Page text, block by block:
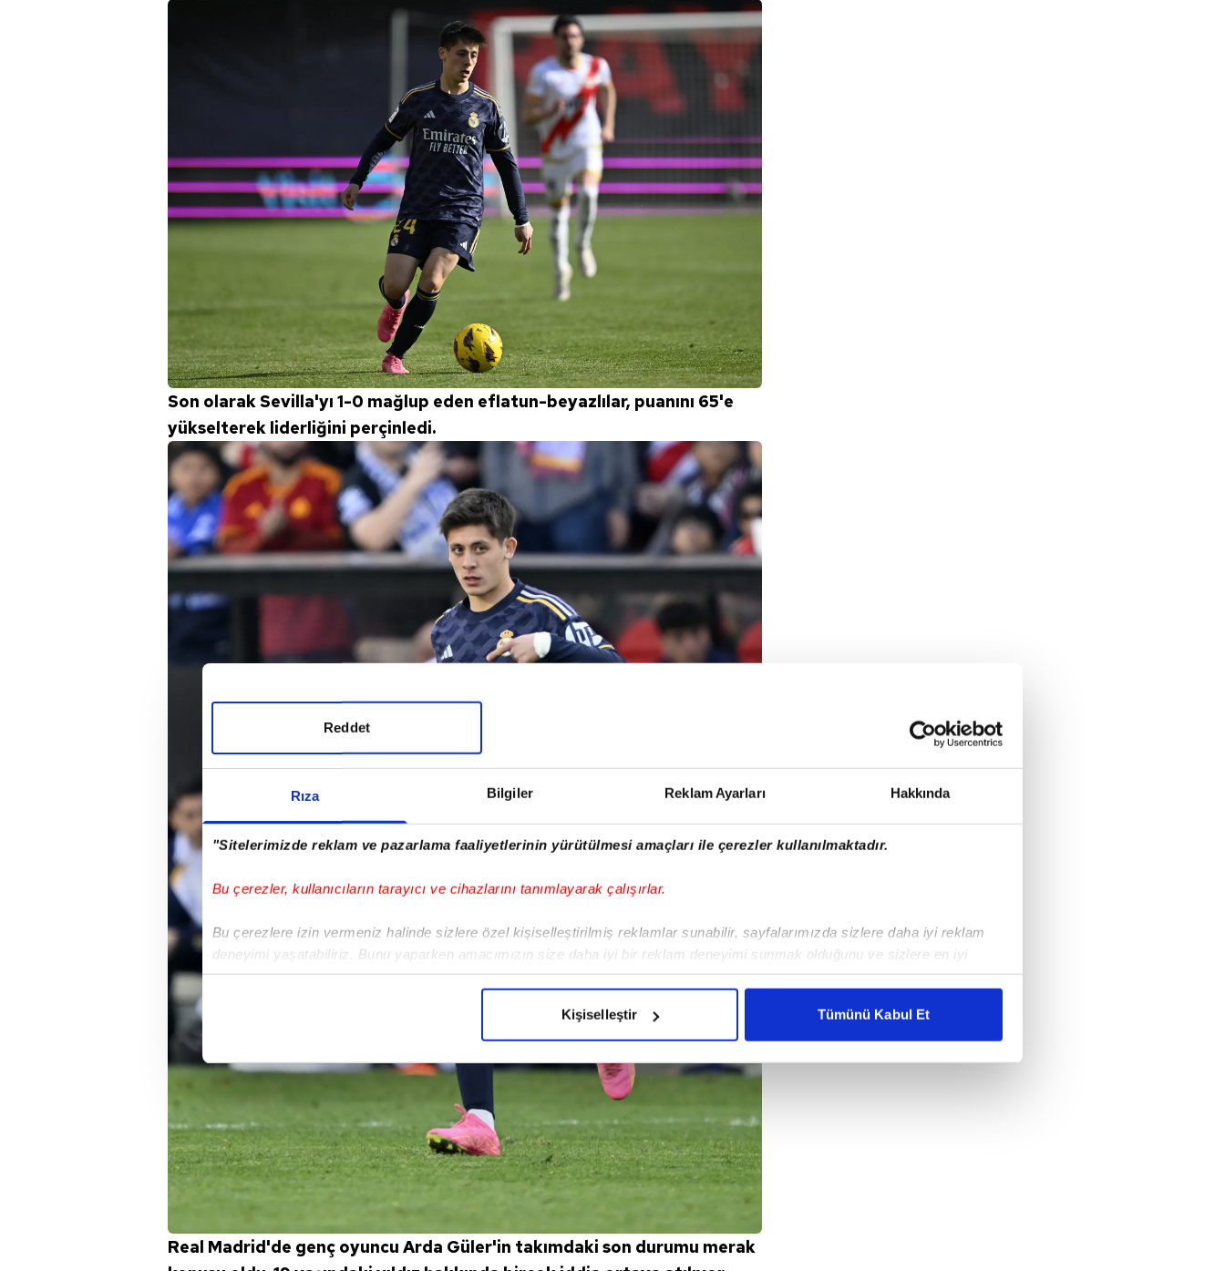
Rıza Bilgiler Reklam Ayarları Hakkında
"Sitelerimizde reklam ve pazarlama faaliyetlerinin yürütülmesi amaçları ile çerezler kullanılmaktadır.
Bu çerezler, kullanıcıların tarayıcı ve cihazlarını tanımlayarak çalışırlar.
Bu çerezlere izin vermeniz halinde sizlere özel kişiselleştirilmiş reklamlar sunabilir, sayfalarımızda sizlere daha iyi reklam
deneyimi yaşatabiliriz. Bunu yaparken amacımızın size daha iyi bir reklam deneyimi sunmak olduğunu ve sizlere en iyi
içerikleri sunabilmek adına elimizden gelen çabayı gösterdiğimizi ve bu noktada, reklamların maliyetlerimizi karşılamak
Her halükârda, kullanıcılar, bu çerezlere izin vermedikleri takdirde, kullanıcılara hedefli reklamlar gösterilmeyecektir."
Sizlere daha iyi bir hizmet sunabilmek için İnternet Sitemizde kendimize ve üçüncü kişilere ait çerezler kullanılmaktadır. Bu
çerezler vasıtasıyla çeşitli kişisel verileriniz işlenmekte olup gerekli olan çerezler bilgi toplumu hizmetlerinin sunulması
amacıyla kullanılmaktadır. Diğer çerezler, sitemizin daha işlevsel kılınması ve kişiselleştirilmesi ve sizlere yönelik
reklam/pazarlama faaliyetlerinin yapılması, amaçlarıyla sınırlı olarak açık rızanız dahilinde kullanılacaktır.
Çerezlere ilişkin tercihlerinizi aşağıda yer alan panel vasıtasıyla belirleyebilirsiniz. Çerezlere ilişkin detaylı bilgi için Ayarlar
Çerez Bilgilendirme Metnimizi
6698 sayılı Kişisel Verilerin Korunması Kanunu uyarınca hazırlanmış Aydınlatma Metnimizi okumak ve sitemizde ilgili
Reddet
Kişiselleştir Tümünü Kabul Et
Son olarak Sevilla'yı 1-0 mağlup eden eflatun-beyazlılar, puanını 65'e
yükselterek liderliğini perçinledi.
Real Madrid'de genç oyuncu Arda Güler'in takımdaki son durumu merak